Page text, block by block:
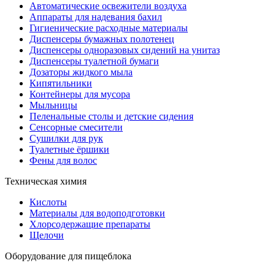
Автоматические освежители воздуха
Аппараты для надевания бахил
Гигиенические расходные материалы
Диспенсеры бумажных полотенец
Диспенсеры одноразовых сидений на унитаз
Диспенсеры туалетной бумаги
Дозаторы жидкого мыла
Кипятильники
Контейнеры для мусора
Мыльницы
Пеленальные столы и детские сидения
Сенсорные смесители
Сушилки для рук
Туалетные ёршики
Фены для волос
Техническая химия
Кислоты
Материалы для водоподготовки
Хлорсодержащие препараты
Щелочи
Оборудование для пищеблока